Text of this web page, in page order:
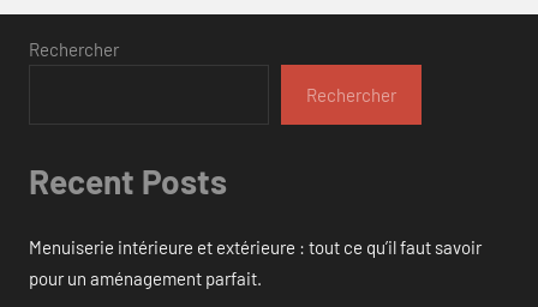
Rechercher
Rechercher
Recent Posts
Menuiserie intérieure et extérieure : tout ce qu’il faut savoir
pour un aménagement parfait.